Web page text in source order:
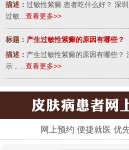
描述：过敏性紫癜 患者吃什么好？ 深
过敏...查看更多>>
标题： 产生过敏性紫癜的原因有哪些？
描述： 产生过敏性紫癜的原因有哪些？
示，...查看更多>>
网上预约 便捷就医 优